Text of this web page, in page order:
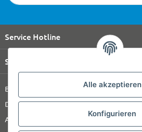
Alle akzeptieren
Konfigurieren
Service Hotline
Shop Service
Barrierefreiheitserklärung
Datenschutz
AGB